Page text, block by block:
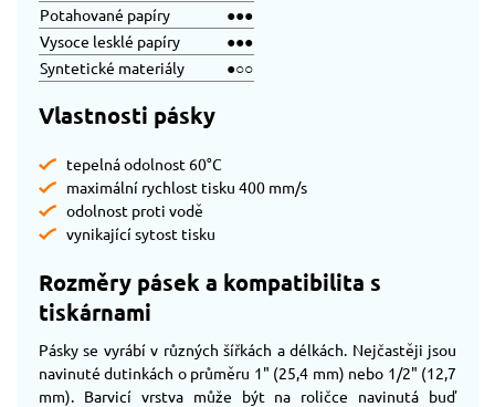
Potahované papíry
●●●
Vysoce lesklé papíry
●●●
Syntetické materiály
●○○
Vlastnosti pásky
tepelná odolnost 60°C
maximální rychlost tisku 400 mm/s
odolnost proti vodě
vynikající sytost tisku
Rozměry pásek a kompatibilita s
tiskárnami
Pásky se vyrábí v různých šířkách a délkách. Nejčastěji jsou
navinuté dutinkách o průměru 1" (25,4 mm) nebo 1/2" (12,7
mm). Barvicí vrstva může být na roličce navinutá buď